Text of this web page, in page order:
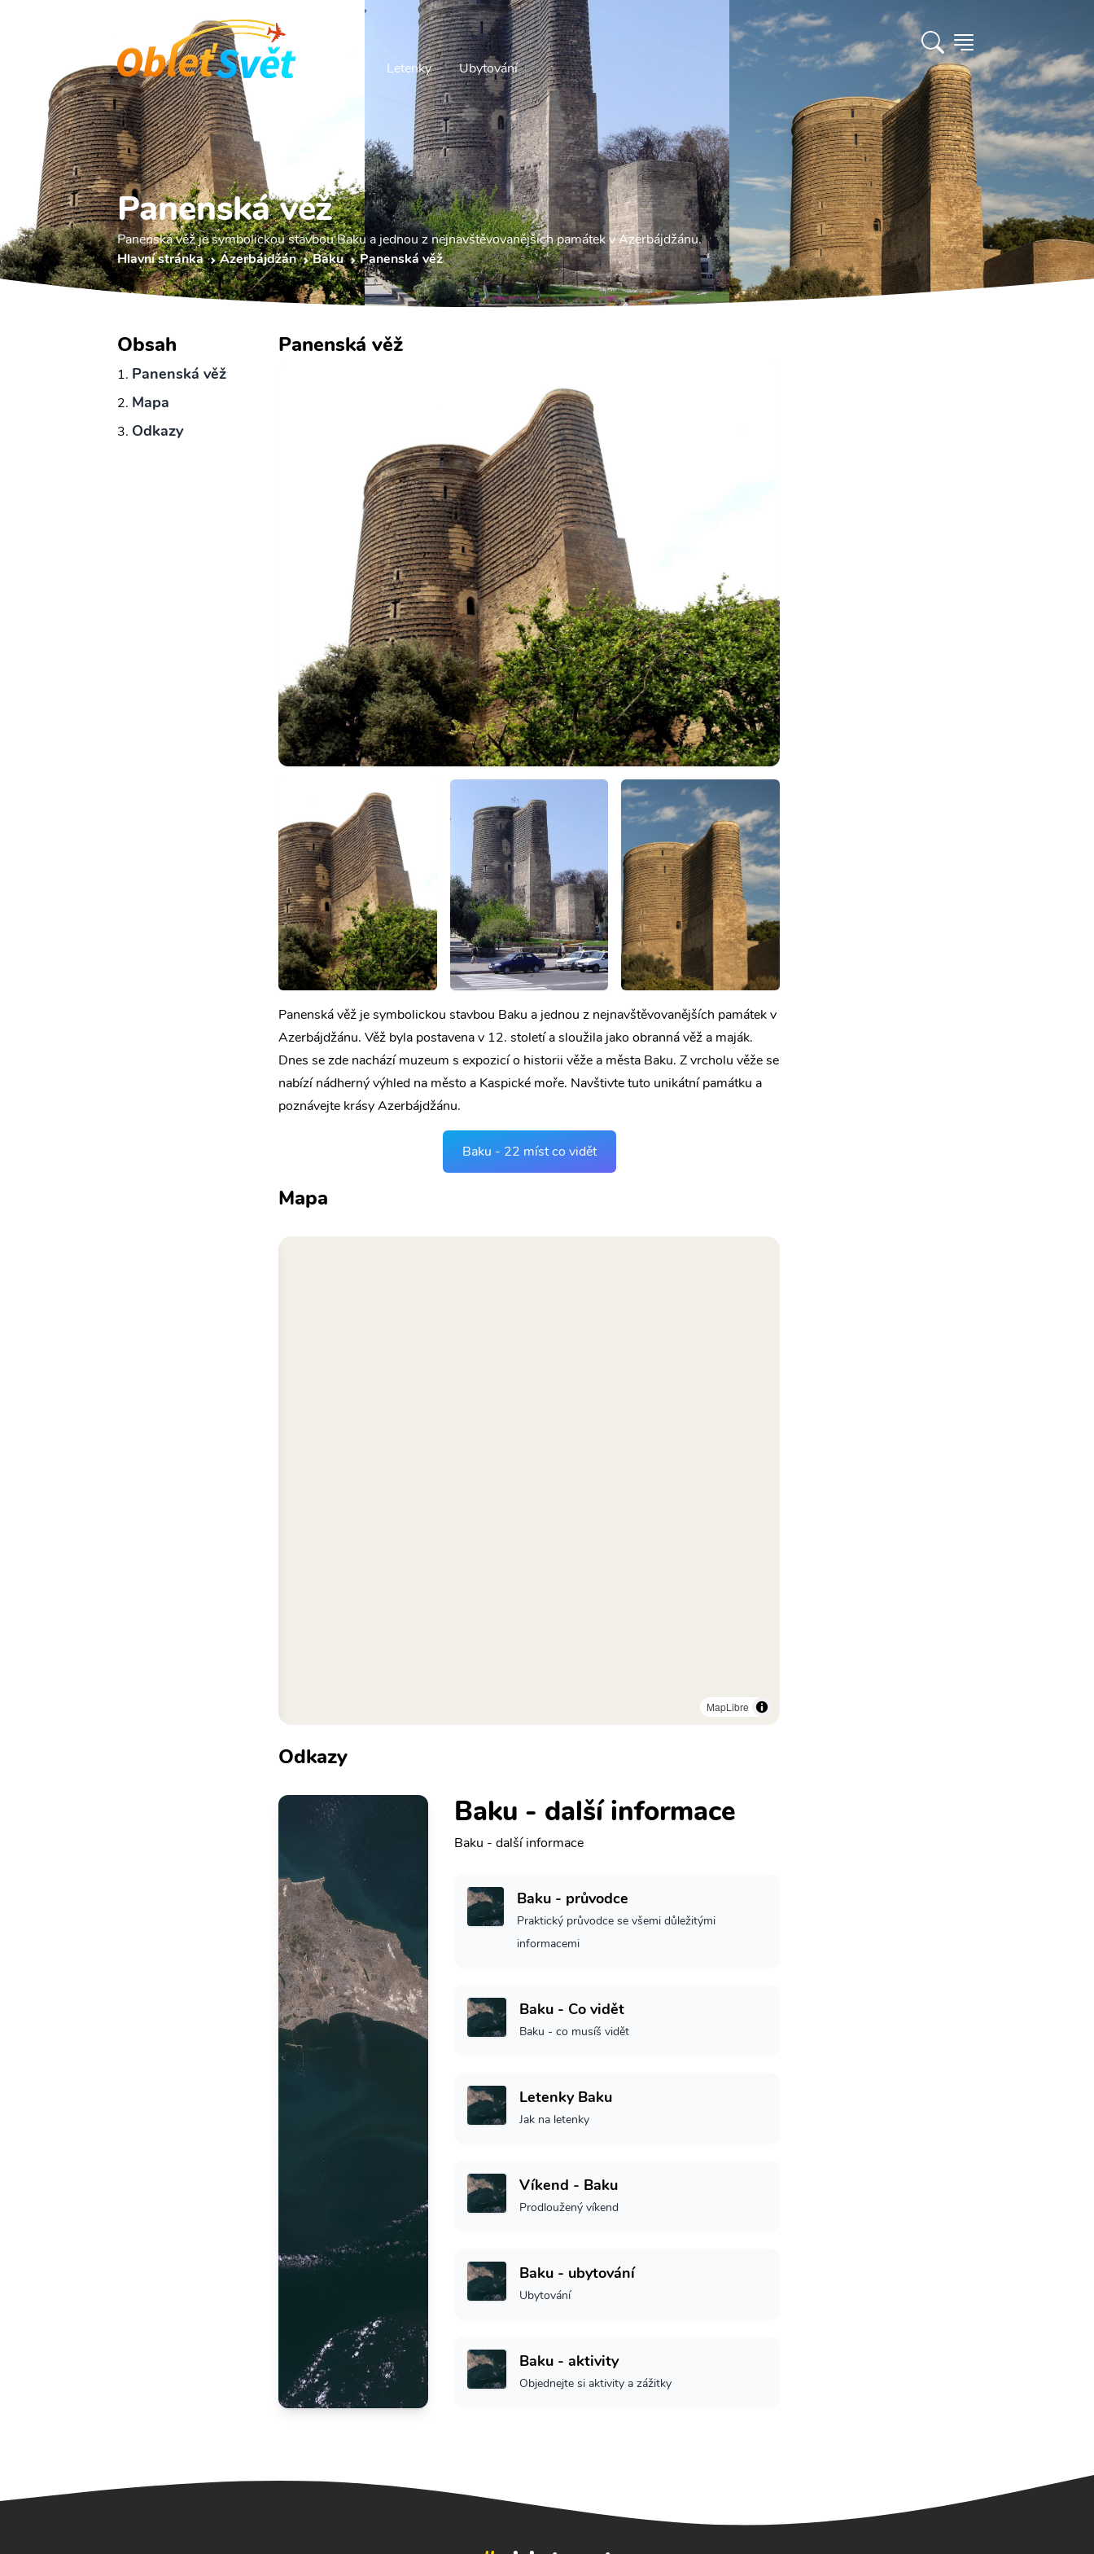
Letenky Ubytování
Panenská věž
Panenská věž je symbolickou stavbou Baku a jednou z nejnavštěvovanějších památek v Azerbájdžánu.
Hlavní stránka
Ázerbájdžán Baku Panenská věž
Obsah
Panenská věž
Mapa
Odkazy
Panenská věž
Panenská věž je symbolickou stavbou Baku a jednou z nejnavštěvovanějších památek v
Azerbájdžánu. Věž byla postavena v 12. století a sloužila jako obranná věž a maják.
Dnes se zde nachází muzeum s expozicí o historii věže a města Baku. Z vrcholu věže se
nabízí nádherný výhled na město a Kaspické moře. Navštivte tuto unikátní památku a
poznávejte krásy Azerbájdžánu.
Baku - 22 míst co vidět
Mapa
MapLibre
Odkazy
Baku - další informace
Baku - další informace
Baku - průvodce
Praktický průvodce se všemi důležitými
informacemi
Baku - Co vidět
Baku - co musíš vidět
Letenky Baku
Jak na letenky
Víkend - Baku
Prodloužený víkend
Baku - ubytování
Ubytování
Baku - aktivity
Objednejte si aktivity a zážitky